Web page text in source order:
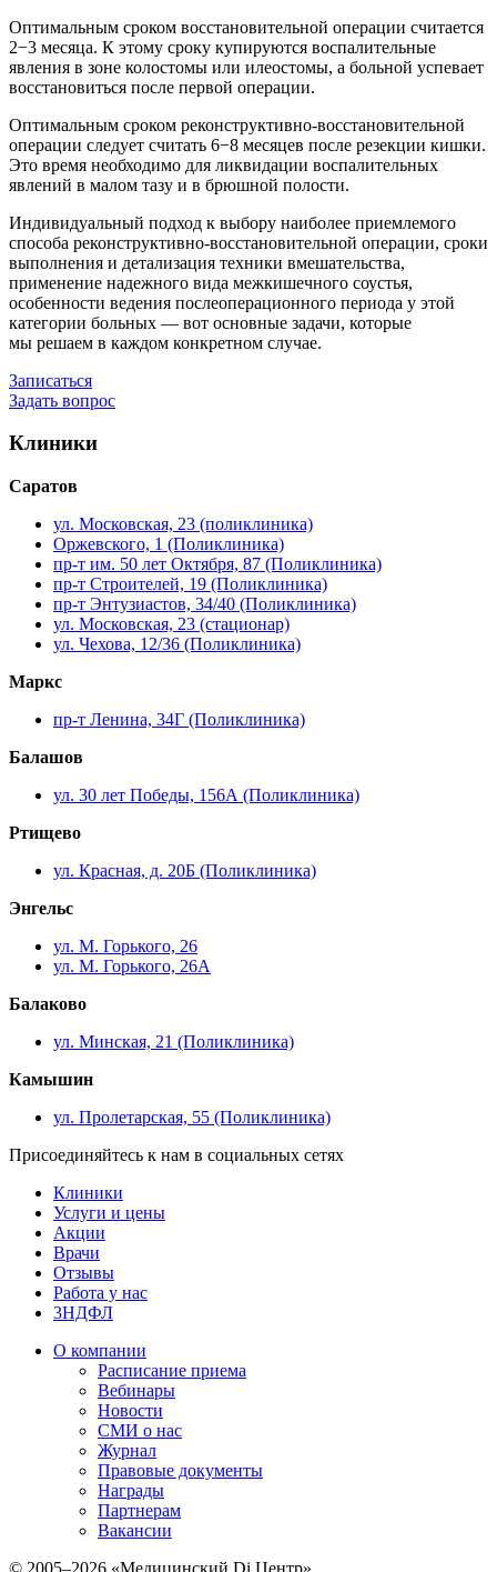
Оптимальным сроком восстановительной операции считается
2−3 месяца. К этому сроку купируются воспалительные
явления в зоне колостомы или илеостомы, а больной успевает
восстановиться после первой операции.
Оптимальным сроком реконструктивно-восстановительной
операции следует считать 6−8 месяцев после резекции кишки.
Это время необходимо для ликвидации воспалительных
явлений в малом тазу и в брюшной полости.
Индивидуальный подход к выбору наиболее приемлемого
способа реконструктивно-восстановительной операции, сроки
выполнения и детализация техники вмешательства,
применение надежного вида межкишечного соустья,
особенности ведения послеоперационного периода у этой
категории больных — вот основные задачи, которые
мы решаем в каждом конкретном случае.
Записаться
Задать вопрос
Клиники
Саратов
ул. Московская, 23 (поликлиника)
Оржевского, 1 (Поликлиника)
пр-т им. 50 лет Октября, 87 (Поликлиника)
пр-т Строителей, 19 (Поликлиника)
пр-т Энтузиастов, 34/40 (Поликлиника)
ул. Московская, 23 (стационар)
ул. Чехова, 12/36 (Поликлиника)
Маркс
пр-т Ленина, 34Г (Поликлиника)
Балашов
ул. 30 лет Победы, 156А (Поликлиника)
Ртищево
ул. Красная, д. 20Б (Поликлиника)
Энгельс
ул. М. Горького, 26
ул. М. Горького, 26А
Балаково
ул. Минская, 21 (Поликлиника)
Камышин
ул. Пролетарская, 55 (Поликлиника)
Присоединяйтесь к нам в социальных сетях
Клиники
Услуги и цены
Акции
Врачи
Отзывы
Работа у нас
3НДФЛ
О компании
Расписание приема
Вебинары
Новости
СМИ о нас
Журнал
Правовые документы
Награды
Партнерам
Вакансии
© 2005–2026 «Медицинский Di Центр»